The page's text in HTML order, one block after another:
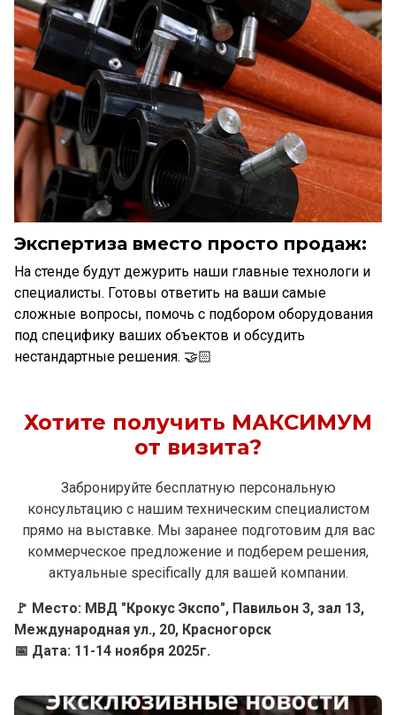
Экспертиза вместо просто продаж:
На стенде будут дежурить наши главные технологи и
специалисты. Готовы ответить на ваши самые
сложные вопросы, помочь с подбором оборудования
под специфику ваших объектов и обсудить
нестандартные решения. 🤝🏻
Хотите получить МАКСИМУМ
от визита?
Забронируйте бесплатную персональную
консультацию с нашим техническим специалистом
прямо на выставке. Мы заранее подготовим для вас
коммерческое предложение и подберем решения,
актуальные specifically для вашей компании.
🚩 Место: МВД "Крокус Экспо", Павильон 3, зал 13,
Международная ул., 20, Красногорск
📅 Дата: 11-14 ноября 2025г.